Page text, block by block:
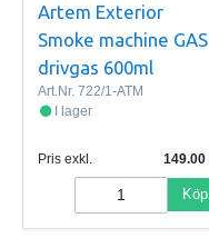
Artem Exterior
Smoke machine GAS
drivgas 600ml
Art.Nr. 722/1-ATM
I lager
Pris exkl. 149.00
Köp